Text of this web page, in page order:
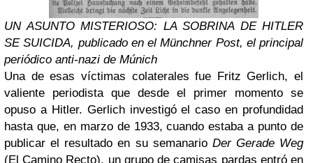
UN ASUNTO MISTERIOSO: LA SOBRINA DE HITLER
SE SUICIDA, publicado en el Münchner Post, el principal
periódico anti-nazi de Múnich
Una de esas víctimas colaterales fue Fritz Gerlich, el
valiente periodista que desde el primer momento se
opuso a Hitler. Gerlich investigó el caso en profundidad
hasta que, en marzo de 1933, cuando estaba a punto de
publicar el resultado en su semanario Der Gerade Weg
(El Camino Recto), un grupo de camisas pardas entró en